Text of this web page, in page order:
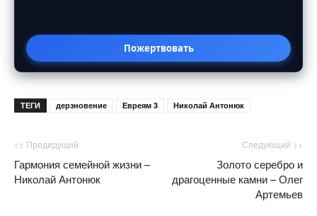
Пожертвовать
ТЕГИ дерзновение Евреям 3 Николай Антонюк
<< Предидущий
Гармония семейной жизни –
Николай Антонюк
Следующий >>
Золото серебро и
драгоценные камни – Олег
Артемьев